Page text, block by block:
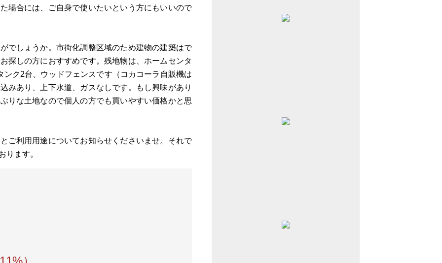
場合には、ご自身で使いたいという方にもいいので
でしょうか。市街化調整区域のため建物の建築はで
探しの方におすすめです。残地物は、ホームセンタ
ク2台、ウッドフェンスです（コカコーラ自販機は
みあり、上下水道、ガスなしです。もし興味があり
りな土地なので個人の方でも買いやすい価格かと思
ご利用用途についてお知らせくださいませ。それで
ます。